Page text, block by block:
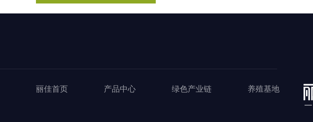
丽佳首页 产品中心 绿色产业链 养殖基地